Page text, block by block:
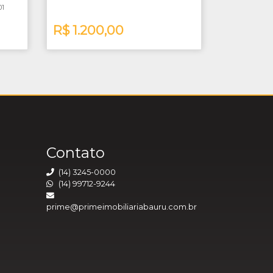
R$ 1.200,00
Contato
(14) 3245-0000
(14) 99712-9244
prime@primeimobiliariabauru.com.br